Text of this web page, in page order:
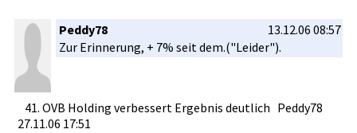
Quelle: Handelsbla­tt.com
News drucken
nicht jeder im Anzug ist ein Profi,
manchmal könnte es auch ein ehemaliger­ Boxer sein.
Wie lange wird es dauern bis Axel Schulz vor eurer Türe
steht?
Peddy78
13.12.06 08:57
Zur Erinnerung­, + 7% seit dem.("Leid­er").
41. OVB Holding verbessert­ Ergebnis deutlich Peddy78
27.11.06 17:51